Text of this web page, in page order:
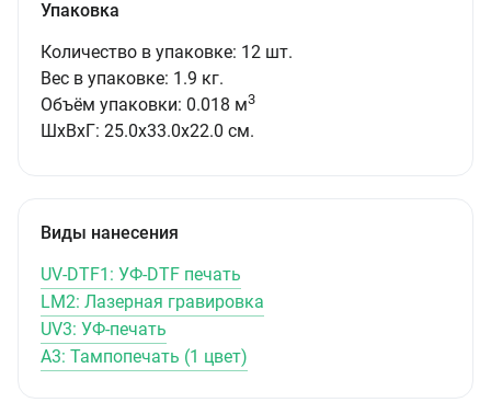
Упаковка
Количество в упаковке: 12 шт.
Вес в упаковке: 1.9 кг.
Объём упаковки: 0.018 м3
ШxВxГ: 25.0x33.0x22.0 см.
Виды нанесения
UV-DTF1: УФ-DTF печать
LM2: Лазерная гравировка
UV3: УФ-печать
A3: Тампопечать (1 цвет)